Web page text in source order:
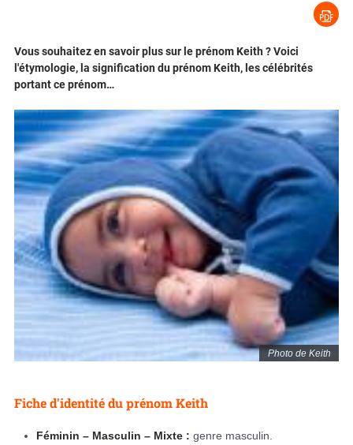
Photo de Keith
Vous souhaitez en savoir plus sur le prénom Keith ? Voici
l'étymologie, la signification du prénom Keith, les célébrités
portant ce prénom…
Fiche d'identité du prénom Keith
Féminin – Masculin – Mixte : genre masculin.